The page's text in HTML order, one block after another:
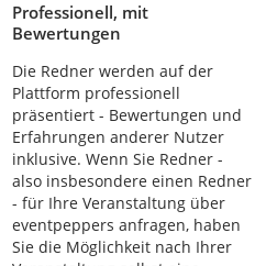
Professionell, mit
Bewertungen
Die Redner werden auf der
Plattform professionell
präsentiert - Bewertungen und
Erfahrungen anderer Nutzer
inklusive. Wenn Sie Redner -
also insbesondere einen Redner
- für Ihre Veranstaltung über
eventpeppers anfragen, haben
Sie die Möglichkeit nach Ihrer